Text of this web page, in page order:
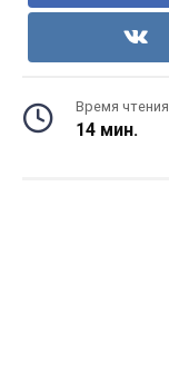
Время чтения
14 мин.